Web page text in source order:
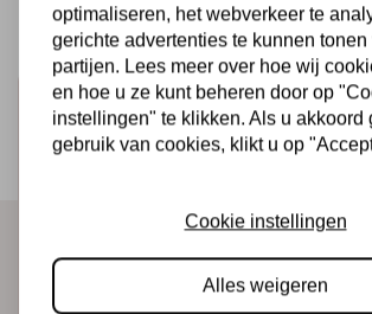
Schrijf je in voor de nieuwsbrief
Ontvang als eerste onze actie en nieuwe
optimaliseren, het webverkeer te
gerichte advertenties te kunnen
partijen. Lees meer over hoe wij
en hoe u ze kunt beheren door op
instellingen" te klikken. Als u akkoord
gebruik van cookies, klikt u op
Cookie instellingen
Alles weigeren